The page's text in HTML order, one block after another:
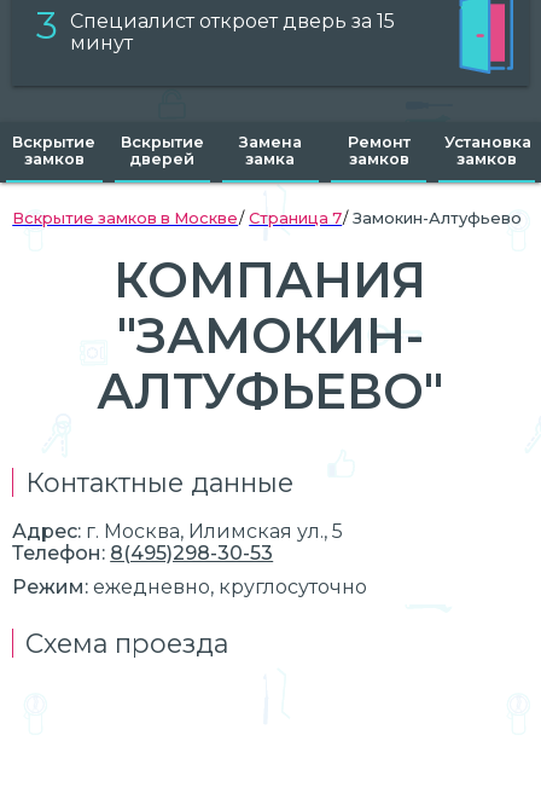
3 Специалист откроет дверь за 15
минут
Вскрытие
замков
Вскрытие
дверей
Замена
замка
Ремонт
замков
Установка
замков
Вскрытие замков в Москве Страница 7 Замокин-Алтуфьево
КОМПАНИЯ
"ЗАМОКИН-
АЛТУФЬЕВО"
Контактные данные
Адрес: г. Москва, Илимская ул., 5
Телефон: 8(495)298-30-53
Режим: ежедневно, круглосуточно
Схема проезда